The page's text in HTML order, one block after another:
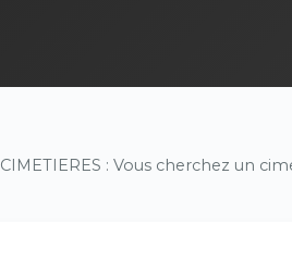
CIMETIERES : Vous cherchez un